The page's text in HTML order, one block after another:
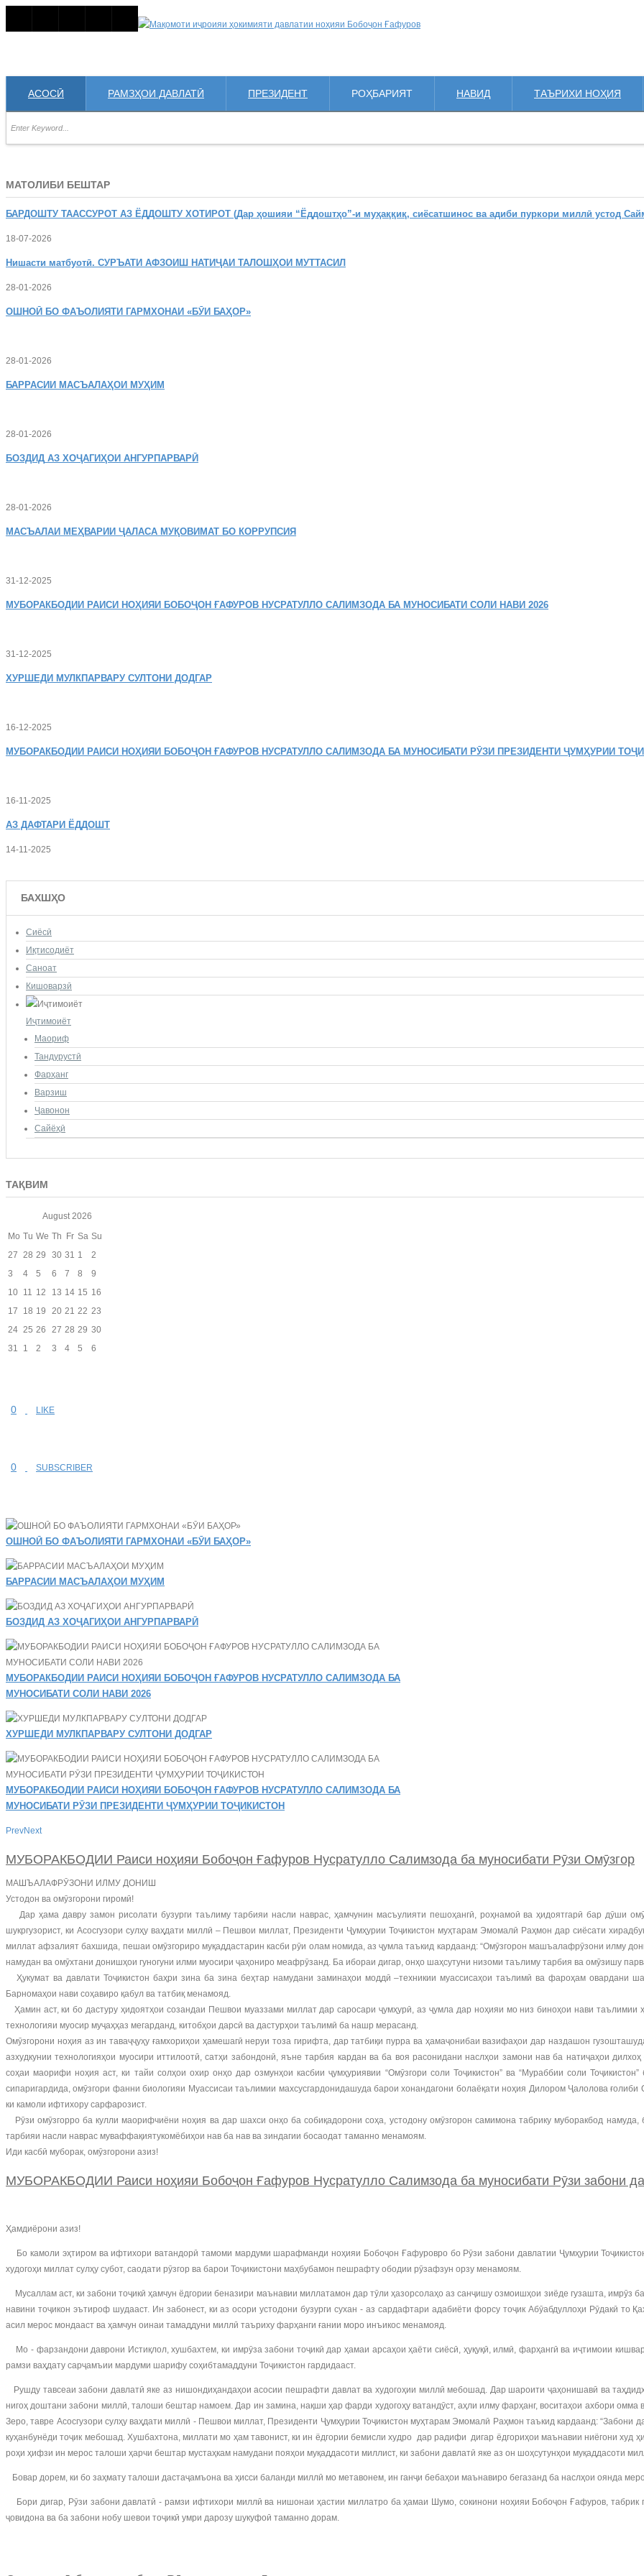
АСОСӢ РАМЗҲОИ ДАВЛАТӢ ПРЕЗИДЕНТ РОҲБАРИЯТ НАВИД ТАЪРИХИ НОҲИЯ
МАТОЛИБИ БЕШТАР
БАРДОШТУ ТААССУРОТ АЗ ЁДДОШТУ ХОТИРОТ (Дар ҳошияи “Ёддоштҳо”-и муҳаққиқ, сиёсатшинос ва адиби пуркори миллӣ устод
18-07-2026
Нишасти матбуотӣ. СУРЪАТИ АФЗОИШ НАТИҶАИ ТАЛОШҲОИ МУТТАСИЛ
28-01-2026
ОШНОӢ БО ФАЪОЛИЯТИ ГАРМХОНАИ «БӮИ БАҲОР»
28-01-2026
БАРРАСИИ МАСЪАЛАҲОИ МУҲИМ
28-01-2026
БОЗДИД АЗ ХОҶАГИҲОИ АНГУРПАРВАРӢ
28-01-2026
МАСЪАЛАИ МЕҲВАРИИ ҶАЛАСА МУҚОВИМАТ БО КОРРУПСИЯ
31-12-2025
МУБОРАКБОДИИ РАИСИ НОҲИЯИ БОБОҶОН ҒАФУРОВ НУСРАТУЛЛО САЛИМЗОДА БА МУНОСИБАТИ СОЛИ НАВИ 2026
31-12-2025
ХУРШЕДИ МУЛКПАРВАРУ СУЛТОНИ ДОДГАР
16-12-2025
МУБОРАКБОДИИ РАИСИ НОҲИЯИ БОБОҶОН ҒАФУРОВ НУСРАТУЛЛО САЛИМЗОДА БА МУНОСИБАТИ РӮЗИ ПРЕЗИДЕНТИ ҶУМҲУРИИ
16-11-2025
АЗ ДАФТАРИ ЁДДОШТ
14-11-2025
БАХШҲО
Сиёсӣ
Иқтисодиёт
Саноат
Кишоварзӣ
Иҷтимоиёт
Маориф
Тандурустӣ
Фарҳанг
Варзиш
Ҷавонон
Сайёҳӣ
ТАҚВИМ
August 2026
Mo Tu We Th Fr Sa Su
27 28 29 30 31 1
2
3
4 5 6 7 8
9
10 11 12 13 14 15 16
17
18 19 20 21 22 23
24 25 26 27 28 29 30
31
1 2 3 4 5 6
0 LIKE
0 SUBSCRIBER
ОШНОӢ БО ФАЪОЛИЯТИ ГАРМХОНАИ «БӮИ БАҲОР»
БАРРАСИИ МАСЪАЛАҲОИ МУҲИМ
БОЗДИД АЗ ХОҶАГИҲОИ АНГУРПАРВАРӢ
МУБОРАКБОДИИ РАИСИ НОҲИЯИ БОБОҶОН ҒАФУРОВ НУСРАТУЛЛО САЛИМЗОДА БА
МУНОСИБАТИ СОЛИ НАВИ 2026
ХУРШЕДИ МУЛКПАРВАРУ СУЛТОНИ ДОДГАР
МУБОРАКБОДИИ РАИСИ НОҲИЯИ БОБОҶОН ҒАФУРОВ НУСРАТУЛЛО САЛИМЗОДА БА
МУНОСИБАТИ РӮЗИ ПРЕЗИДЕНТИ ҶУМҲУРИИ ТОҶИКИСТОН
PrevNext
МУБОРАКБОДИИ Раиси ноҳияи Бобоҷон Ғафуров Нусратулло Салимзода ба муносибати Рӯзи Омӯзгор
МАШЪАЛАФРӮЗОНИ ИЛМУ ДОНИШ
Устодон ва омӯзгорони гиромӣ!
Дар ҳама давру замон рисолати бузурги таълиму тарбияи насли наврас, ҳамчунин масъулияти пешоҳангӣ, роҳнамоӣ ва ҳидоятгарӣ бар дӯши
шукргузорист, ки Асосгузори сулҳу ваҳдати миллӣ – Пешвои миллат, Президенти Ҷумҳурии Тоҷикистон муҳтарам Эмомалӣ Раҳмон дар сиёсати
миллат афзалият бахшида, пешаи омӯзгориро муқаддастарин касби рӯи олам номида, аз ҷумла таъкид кардаанд: “Омӯзгорон машъалафрӯзони илму
намудан ва омӯхтани донишҳои гуногуни илми муосири ҷаҳониро меафрӯзанд. Ба ибораи дигар, онҳо шаҳсутуни низоми таълиму тарбия ва омӯзишу
Ҳукумат ва давлати Тоҷикистон баҳри зина ба зина беҳтар намудани заминаҳои моддӣ –техникии муассисаҳои таълимӣ ва фароҳам овардани
Барномаҳои нави соҳавиро қабул ва татбиқ менамояд.
Ҳамин аст, ки бо дастуру ҳидоятҳои созандаи Пешвои муаззами миллат дар саросари ҷумҳурӣ, аз ҷумла дар ноҳияи мо низ биноҳои нави
технологияи муосир муҷаҳҳаз мегарданд, китобҳои дарсӣ ва дастурҳои таълимӣ ба нашр мерасанд.
Омӯзгорони ноҳия аз ин таваҷҷуҳу ғамхориҳои ҳамешагӣ неруи тоза гирифта, дар татбиқи пурра ва ҳамаҷонибаи вазифаҳои дар наздашон
азхудкунии технологияҳои муосири иттилоотӣ, сатҳи забондонӣ, яъне тарбия кардан ва ба воя расонидани наслҳои замони нав ба натиҷаҳои
соҳаи маорифи ноҳия аст, ки тайи солҳои охир онҳо дар озмунҳои касбии ҷумҳуриявии “Омӯзгори соли Тоҷикистон” ва “Мураббии соли
сипаригардида, омӯзгори фанни биологияи Муассисаи таълимии махсусгардонидашуда барои хонандагони болаёқати ноҳия Дилором Ҷалолова ғолиби
ки камоли ифтихору сарфарозист.
Рӯзи омӯзгорро ба кулли маорифчиёни ноҳия ва дар шахси онҳо ба собиқадорони соҳа, устодону омӯзгорон самимона табрику муборакбод
тарбияи насли наврас муваффақиятукомёбиҳои нав ба нав ва зиндагии босаодат таманно менамоям.
Иди касбӣ муборак, омӯзгорони азиз!
МУБОРАКБОДИИ Раиси ноҳияи Бобоҷон Ғафуров Нусратулло Салимзода ба муносибати Рӯзи забони
Ҳамдиёрони азиз!
Бо камоли эҳтиром ва ифтихори ватандорӣ тамоми мардуми шарафманди ноҳияи Бобоҷон Ғафуровро бо Рӯзи забони давлатии Ҷумҳурии
худогоҳи миллат сулҳу субот, саодати рӯзгор ва барои Тоҷикистони маҳбубамон пешрафту ободии рӯзафзун орзу менамоям.
Мусаллам аст, ки забони тоҷикӣ ҳамчун ёдгории беназири маънавии миллатамон дар тӯли ҳазорсолаҳо аз санҷишу озмоишҳои зиёде гузашта, имрӯз
навини тоҷикон эътироф шудааст. Ин забонест, ки аз осори устодони бузурги сухан - аз сардафтари адабиёти форсу тоҷик Абӯабдуллоҳи Рӯдакӣ то
асил мерос мондааст ва ҳамчун оинаи тамаддуни миллӣ таъриху фарҳанги ғании моро инъикос менамояд.
Мо - фарзандони даврони Истиқлол, хушбахтем, ки имрӯза забони тоҷикӣ дар ҳамаи арсаҳои ҳаёти сиёсӣ, ҳуқуқӣ, илмӣ, фарҳангӣ ва иҷтимоии
рамзи ваҳдату сарҷамъии мардуми шарифу соҳибтамаддуни Тоҷикистон гардидааст.
Рушду тавсеаи забони давлатӣ яке аз нишондиҳандаҳои асосии пешрафти давлат ва худогоҳии миллӣ мебошад. Дар шароити ҷаҳонишавӣ ва
нигоҳ доштани забони миллӣ, талоши бештар намоем. Дар ин замина, нақши ҳар фарди худогоҳу ватандӯст, аҳли илму фарҳанг, воситаҳои ахбори
Зеро, тавре Асосгузори сулҳу ваҳдати миллӣ - Пешвои миллат, Президенти Ҷумҳурии Тоҷикистон муҳтарам Эмомалӣ Раҳмон таъкид кардаанд: “Забони
куҳанбунёди тоҷик мебошад. Хушбахтона, миллати мо ҳам тавонист, ки ин ёдгории бемисли худро дар радифи дигар ёдгориҳои маънавии ниёгони худ
роҳи ҳифзи ин мерос талоши ҳарчи бештар мустаҳкам намудани пояҳои муқаддасоти миллист, ки забони давлатӣ яке аз он шоҳсутунҳои муқаддасоти
Бовар дорем, ки бо заҳмату талоши дастаҷамъона ва ҳисси баланди миллӣ мо метавонем, ин ганҷи бебаҳои маънавиро бегазанд ба наслҳои оянда
Бори дигар, Рӯзи забони давлатӣ - рамзи ифтихори миллӣ ва нишонаи ҳастии миллатро ба ҳамаи Шумо, сокинони ноҳияи Бобоҷон Ғафуров, табрик
ҷовидона ва ба забони нобу шевои тоҷикӣ умри дарозу шукуфоӣ таманно дорам.